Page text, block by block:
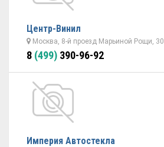
Центр-Винил
Москва, 8-й проезд Марьиной Рощи, 30
8 (499) 390-96-92
Империя Автостекла